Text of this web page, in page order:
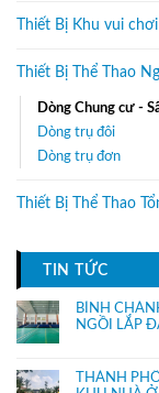
Thiết Bị Khu vui
Thiết Bị Thể Thao
Dòng Chung cư -
Dòng trụ đôi
Dòng trụ đơn
Thiết Bị Thể Thao
TIN TỨC
BÌNH
NGỒI LẮP
THÀNH